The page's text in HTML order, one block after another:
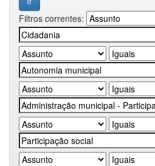
Filtros correntes: